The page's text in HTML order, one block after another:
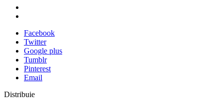
Facebook
Twitter
Google plus
Tumblr
Pinterest
Email
Distribuie